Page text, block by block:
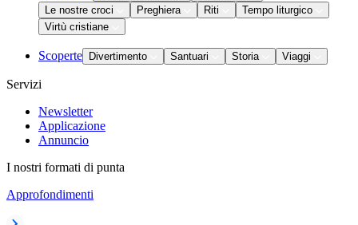
Le nostre croci
Preghiera Riti
Tempo liturgico
Virtù cristiane
Scoperte Divertimento Santuari Storia Viaggi
Servizi
Newsletter
Applicazione
Annuncio
I nostri formati di punta
Approfondimenti